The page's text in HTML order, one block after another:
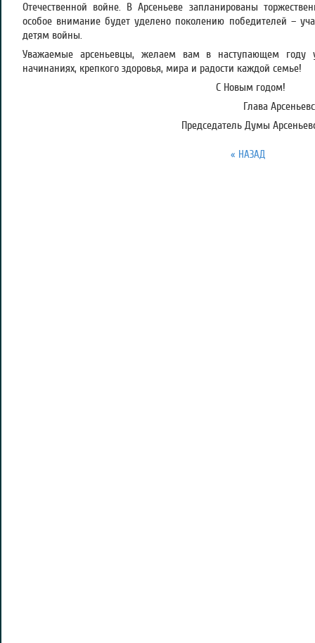
Отечественной войне. В Арсеньеве запланированы
особое внимание будет уделено поколению победителей –
детям войны.
Уважаемые арсеньевцы, желаем вам в наступающем году
начинаниях, крепкого здоровья, мира и радости каждой семье!
С Новым годом!
Глава
Председатель Думы
« НАЗАД